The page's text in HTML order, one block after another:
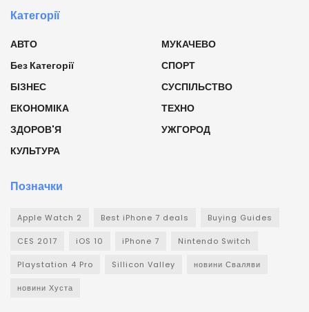
Категорії
АВТО
Без Категорії
БІЗНЕС
ЕКОНОМІКА
ЗДОРОВ'Я
КУЛЬТУРА
МУКАЧЕВО
СПОРТ
СУСПІЛЬСТВО
ТЕХНО
УЖГОРОД
Позначки
Apple Watch 2 Best iPhone 7 deals Buying Guides
CES 2017 iOS 10 iPhone 7 Nintendo Switch
Playstation 4 Pro Sillicon Valley новини Сваляви
новини Хуста